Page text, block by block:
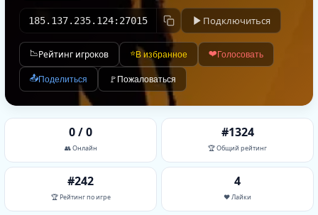
185.137.235.124:27015 Подключиться
📉Рейтинг игроков ⭐В избранное ❤️Голосовать
📤Поделиться 🚩 Пожаловаться
0 / 0
👥 Онлайн
#1324
🏆 Общий рейтинг
#242
🏆 Рейтинг по игре
4
❤️ Лайки